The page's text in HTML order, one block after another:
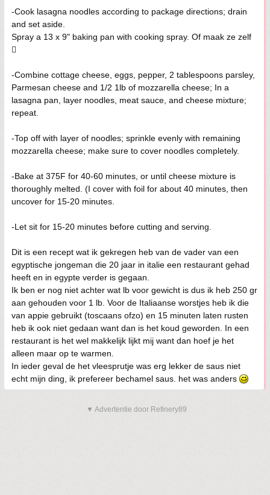
-Cook lasagna noodles according to package directions; drain
and set aside.
Spray a 13 x 9" baking pan with cooking spray. Of maak ze zelf

-Combine cottage cheese, eggs, pepper, 2 tablespoons parsley,
Parmesan cheese and 1/2 1lb of mozzarella cheese; In a
lasagna pan, layer noodles, meat sauce, and cheese mixture;
repeat.
-Top off with layer of noodles; sprinkle evenly with remaining
mozzarella cheese; make sure to cover noodles completely.
-Bake at 375F for 40-60 minutes, or until cheese mixture is
thoroughly melted. (I cover with foil for about 40 minutes, then
uncover for 15-20 minutes.
-Let sit for 15-20 minutes before cutting and serving.
Dit is een recept wat ik gekregen heb van de vader van een
egyptische jongeman die 20 jaar in italie een restaurant gehad
heeft en in egypte verder is gegaan.
Ik ben er nog niet achter wat lb voor gewicht is dus ik heb 250 gr
aan gehouden voor 1 lb. Voor de Italiaanse worstjes heb ik die
van appie gebruikt (toscaans ofzo) en 15 minuten laten rusten
heb ik ook niet gedaan want dan is het koud geworden. In een
restaurant is het wel makkelijk lijkt mij want dan hoef je het
alleen maar op te warmen.
In ieder geval de het vleesprutje was erg lekker de saus niet
echt mijn ding, ik prefereer bechamel saus. het was anders
▼ Advertentie door Refinery89